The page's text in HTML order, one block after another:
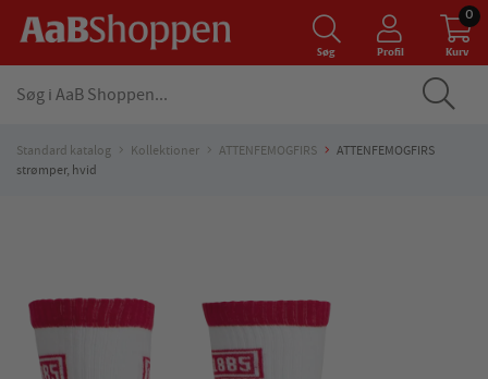
Søg Profil Kurv
0
Standard katalog Kollektioner ATTENFEMOGFIRS
ATTENFEMOGFIRS
strømper, hvid